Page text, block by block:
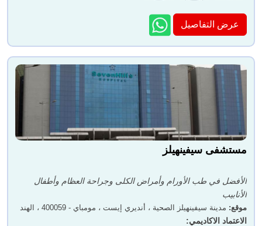
عرض التفاصيل
مستشفى سيفينهيلز
الأفضل في طب الأورام وأمراض الكلى وجراحة العظام وأطفال
الأنابيب
موقع: مدينة سيفينهيلز الصحية ، أنديري إيست ، مومباي - 400059 ، الهند
الاعتماد الاكاديمي: